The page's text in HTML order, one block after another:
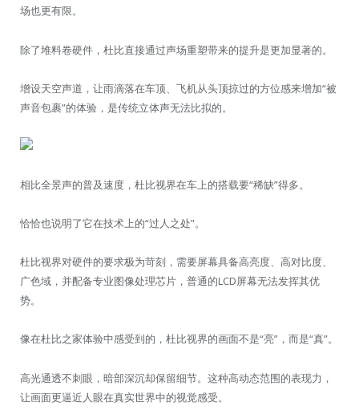
场也更有限。
除了堆料卷硬件，杜比直接通过声场重塑带来的提升是更加显著的。
增设天空声道，让雨滴落在车顶、飞机从头顶掠过的方位感来增加“被
声音包裹”的体验，是传统立体声无法比拟的。
相比全景声的普及速度，杜比视界在车上的搭载要“稀缺”得多。
恰恰也说明了它在技术上的“过人之处”。
杜比视界对硬件的要求极为苛刻，需要屏幕具备高亮度、高对比度、
广色域，并配备专业图像处理芯片，普通的LCD屏幕无法发挥其优
势。
像在杜比之家体验中感受到的，杜比视界的画面不是“亮”，而是“真”。
高光通透不刺眼，暗部深沉却保留细节。这种高动态范围的表现力，
让画面更逼近人眼在真实世界中的视觉感受。